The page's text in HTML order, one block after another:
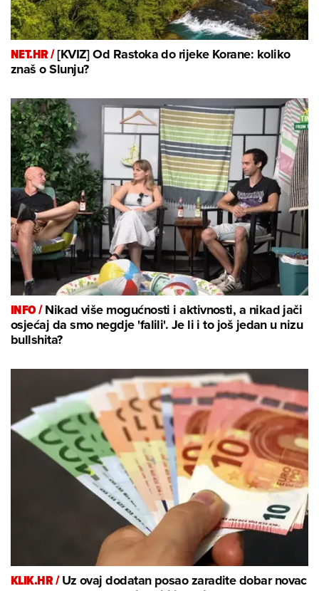
NET.HR /[KVIZ] Od Rastoka do rijeke Korane: koliko
znaš o Slunju?
INFO /Nikad više mogućnosti i aktivnosti, a nikad jači
osjećaj da smo negdje 'falili'. Je li i to još jedan u nizu
bullshita?
KLIK.HR /Uz ovaj dodatan posao zaradite dobar novac